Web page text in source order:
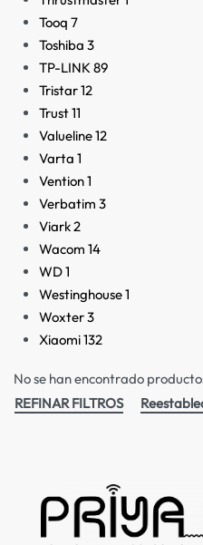
Tooq 7
Toshiba 3
TP-LINK 89
Tristar12
Trust11
Valueline12
Varta 1
Vention1
Verbatim 3
Viark2
Wacom 14
WD1
Westinghouse1
Woxter3
Xiaomi132
No se han encontrado
REFINAR FILTROS